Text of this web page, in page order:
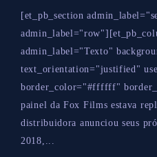
[et_pb_section
admin_label="Texto"
text_orientation="justified"
border_color="#ffffff"
painel da Fox Films estava
distribuidora anunciou seus
2018,...